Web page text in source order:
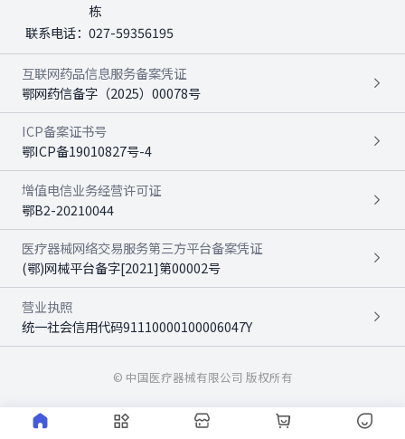
栋
联系电话： 027-59356195
互联网药品信息服务备案凭证
鄂网药信备字（2025）00078号
ICP备案证书号
鄂ICP备19010827号-4
增值电信业务经营许可证
鄂B2-20210044
医疗器械网络交易服务第三方平台备案凭证
(鄂)网械平台备字[2021]第00002号
营业执照
统一社会信用代码91110000100006047Y
© 中国医疗器械有限公司 版权所有